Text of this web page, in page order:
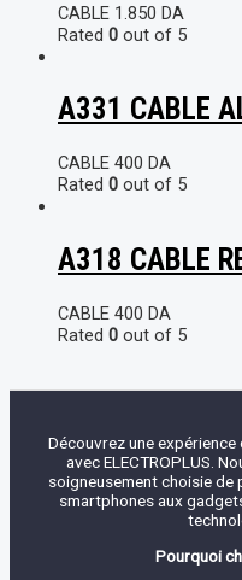
CABLE 1.850 DA
Rated 0 out of 5
A331 CABLE
CABLE 400 DA
Rated 0 out of 5
A318 CABLE
CABLE 400 DA
Rated 0 out of 5
Découvrez une
avec ELECTROPLUS.
soigneusement choisie de
smartphones aux
Pourquoi